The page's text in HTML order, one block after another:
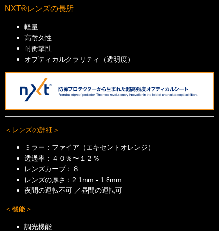
NXT®レンズの長所
軽量
高耐久性
耐衝撃性
オプティカルクラリティ（透明度）
＜レンズの詳細＞
ミラー：ファイア（エキセントオレンジ）
透過率：４０％〜１２％
レンズカーブ：８
レンズの厚さ：2.1mm - 1.8mm
夜間の運転不可 ／昼間の運転可
＜機能＞
調光機能